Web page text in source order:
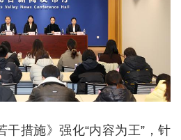
干措施》强化“内容为王”，针